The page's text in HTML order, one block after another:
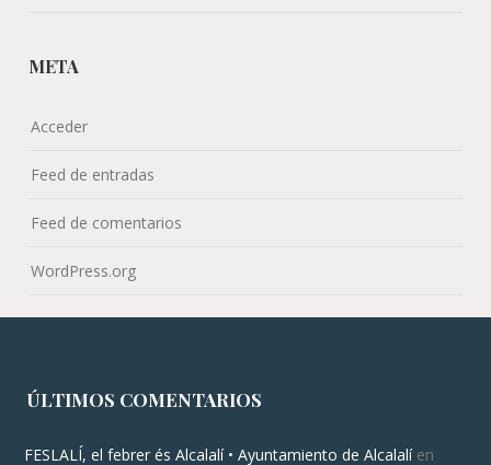
META
Acceder
Feed de entradas
Feed de comentarios
WordPress.org
ÚLTIMOS COMENTARIOS
FESLALÍ, el febrer és Alcalalí • Ayuntamiento de Alcalalíen